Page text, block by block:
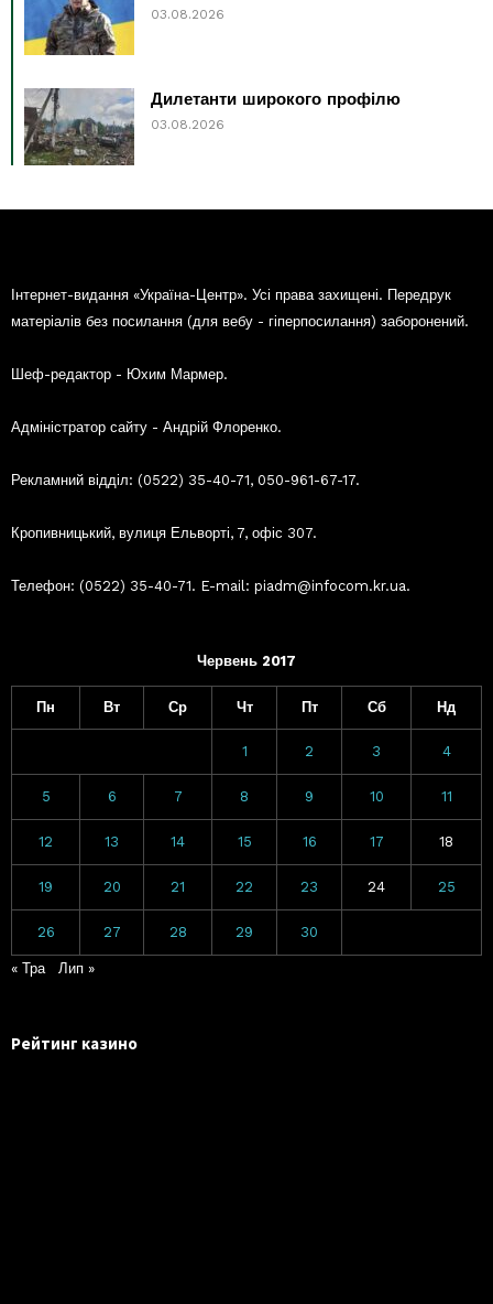
03.08.2026
Дилетанти широкого профілю
03.08.2026
Інтернет-видання «Україна-Центр». Усі права захищені. Передрук
матеріалів без посилання (для вебу - гіперпосилання) заборонений.
Шеф-редактор - Юхим Мармер.
Адміністратор сайту - Андрій Флоренко.
Рекламний відділ: (0522) 35-40-71, 050-961-67-17.
Кропивницький, вулиця Ельворті, 7, офіс 307.
Телефон: (0522) 35-40-71. E-mail: piadm@infocom.kr.ua.
Червень 2017
Пн Вт Ср Чт Пт Сб Нд
1 2 3 4
5 6 7 8 9 10 11
12 13 14 15 16 17 18
19 20 21 22 23 24 25
26 27 28 29 30
« Тра Лип »
Рейтинг казино